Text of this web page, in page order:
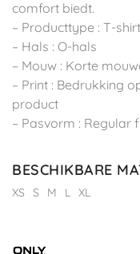
comfort biedt.
– Producttype : T-
– Hals : O-hals
– Mouw : Korte
– Print : Bedrukking
product
– Pasvorm : Regular
BESCHIKBARE
XS S M L XL